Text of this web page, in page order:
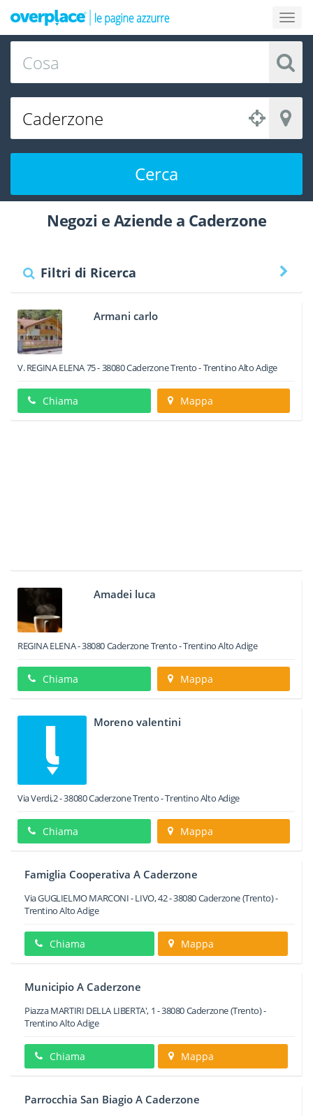
Cerca
Negozi e Aziende a Caderzone
Filtri di Ricerca
Armani carlo
V. REGINA ELENA 75-38080CaderzoneTrento -Trentino Alto Adige
Chiama Mappa
Amadei luca
REGINA ELENA-38080CaderzoneTrento -Trentino Alto Adige
Chiama Mappa
Moreno valentini
Via Verdi,2-38080CaderzoneTrento -Trentino Alto Adige
Chiama Mappa
Famiglia Cooperativa A Caderzone
Via GUGLIELMO MARCONI - LIVO, 42-38080Caderzone(Trento) -
Trentino Alto Adige
Chiama Mappa
Municipio A Caderzone
Piazza MARTIRI DELLA LIBERTA', 1 -38080Caderzone(Trento) -
Trentino Alto Adige
Chiama Mappa
Parrocchia San Biagio A Caderzone